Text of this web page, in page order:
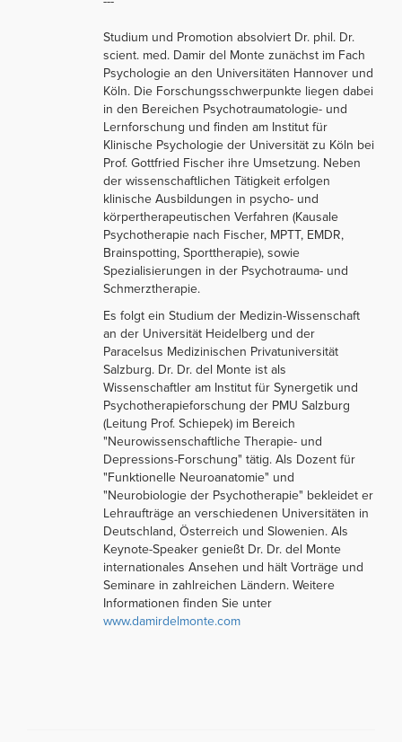
Studium und Promotion absolviert Dr. phil. Dr.
scient. med. Damir del Monte zunächst im Fach
Psychologie an den Universitäten Hannover und
Köln. Die Forschungsschwerpunkte liegen dabei
in den Bereichen Psychotraumatologie- und
Lernforschung und finden am Institut für
Klinische Psychologie der Universität zu Köln bei
Prof. Gottfried Fischer ihre Umsetzung. Neben
der wissenschaftlichen Tätigkeit erfolgen
klinische Ausbildungen in psycho- und
körpertherapeutischen Verfahren (Kausale
Psychotherapie nach Fischer, MPTT, EMDR,
Brainspotting, Sporttherapie), sowie
Spezialisierungen in der Psychotrauma- und
Schmerztherapie.
Es folgt ein Studium der Medizin-Wissenschaft
an der Universität Heidelberg und der
Paracelsus Medizinischen Privatuniversität
Salzburg. Dr. Dr. del Monte ist als
Wissenschaftler am Institut für Synergetik und
Psychotherapieforschung der PMU Salzburg
(Leitung Prof. Schiepek) im Bereich
"Neurowissenschaftliche Therapie- und
Depressions-Forschung" tätig. Als Dozent für
"Funktionelle Neuroanatomie" und
"Neurobiologie der Psychotherapie" bekleidet er
Lehraufträge an verschiedenen Universitäten in
Deutschland, Österreich und Slowenien. Als
Keynote-Speaker genießt Dr. Dr. del Monte
internationales Ansehen und hält Vorträge und
Seminare in zahlreichen Ländern. Weitere
Informationen finden Sie unter
www.damirdelmonte.com